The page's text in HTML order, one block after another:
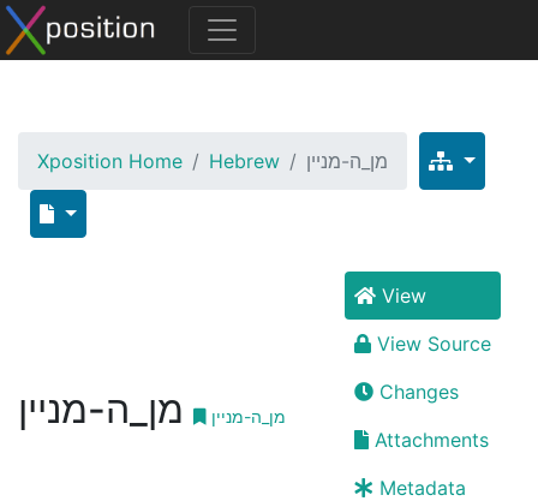
Xposition Home Hebrew מן_ה-מניין
מן_ה-מניין מן_ה-מניין
View
View Source
Changes
Attachments
Metadata